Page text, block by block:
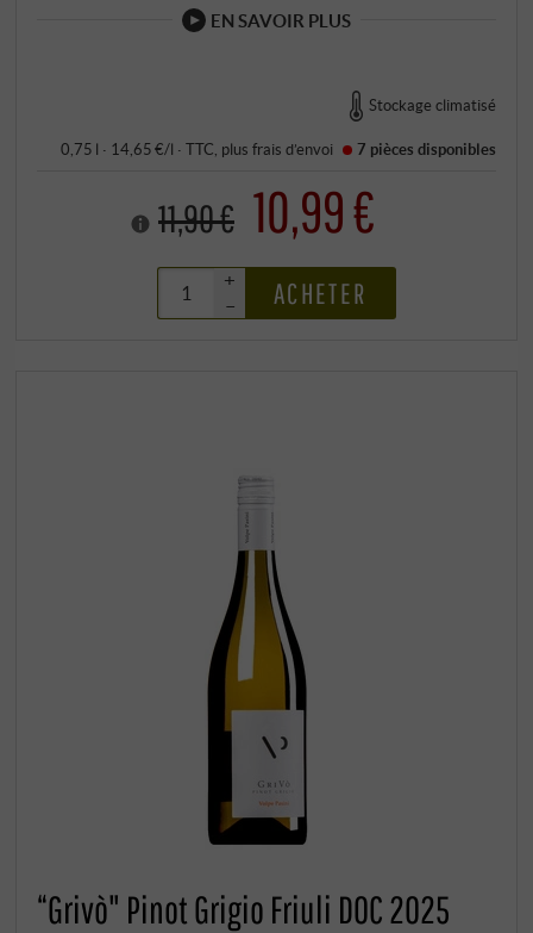
EN SAVOIR PLUS
Stockage climatisé
0,75 l · 14,65 €/l ·TTC , plusfrais d’envoi 7 pièces disponibles
11,90 € 10,99 €
+
–
ACHETER
“Grivò" Pinot Grigio Friuli DOC 2025